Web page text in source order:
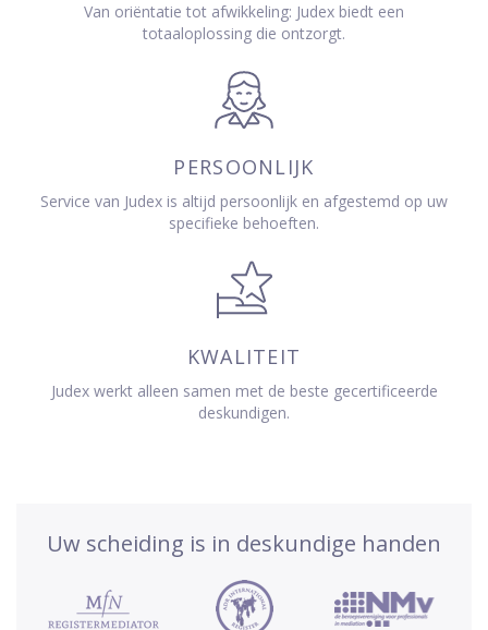
Van oriëntatie tot afwikkeling: Judex biedt een
totaaloplossing die ontzorgt.
PERSOONLIJK
Service van Judex is altijd persoonlijk en afgestemd op uw
specifieke behoeften.
KWALITEIT
Judex werkt alleen samen met de beste gecertificeerde
deskundigen.
Uw scheiding is in deskundige handen